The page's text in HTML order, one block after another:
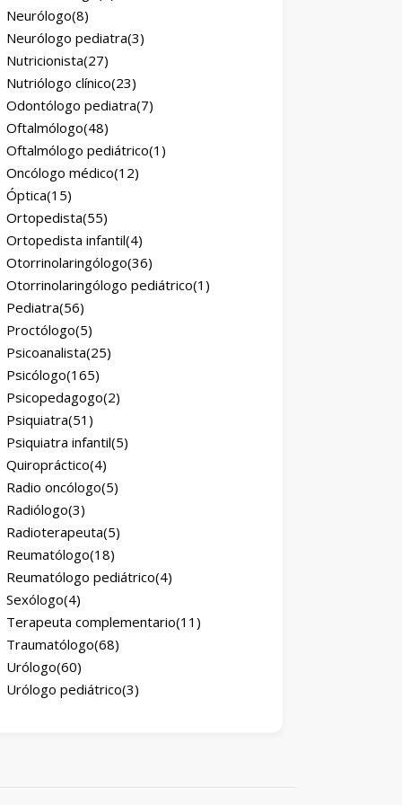
Neurólogo(8)
Neurólogo pediatra(3)
Nutricionista(27)
Nutriólogo clínico(23)
Odontólogo pediatra(7)
Oftalmólogo(48)
Oftalmólogo pediátrico(1)
Oncólogo médico(12)
Óptica(15)
Ortopedista(55)
Ortopedista infantil(4)
Otorrinolaringólogo(36)
Otorrinolaringólogo pediátrico(1)
Pediatra(56)
Proctólogo(5)
Psicoanalista(25)
Psicólogo(165)
Psicopedagogo(2)
Psiquiatra(51)
Psiquiatra infantil(5)
Quiropráctico(4)
Radio oncólogo(5)
Radiólogo(3)
Radioterapeuta(5)
Reumatólogo(18)
Reumatólogo pediátrico(4)
Sexólogo(4)
Terapeuta complementario(11)
Traumatólogo(68)
Urólogo(60)
Urólogo pediátrico(3)